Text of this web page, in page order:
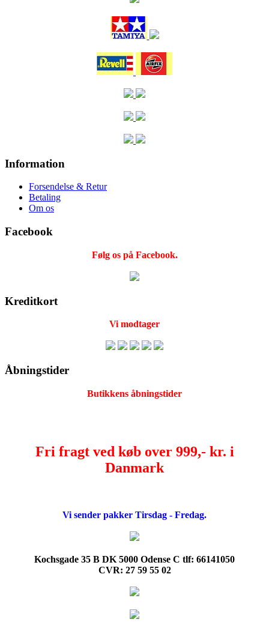
Information
Forsendelse & Retur
Betaling
Om os
Facebook
Følg os på Facebook.
Kreditkort
Vi modtager
Åbningstider
Butikkens åbningstider
Fri fragt ved køb over 999,- kr. i
Danmark
Vi sender pakker Tirsdag - Fredag.
Kochsgade 35 B DK 5000 Odense C tlf: 66141050
CVR: 27 59 55 02